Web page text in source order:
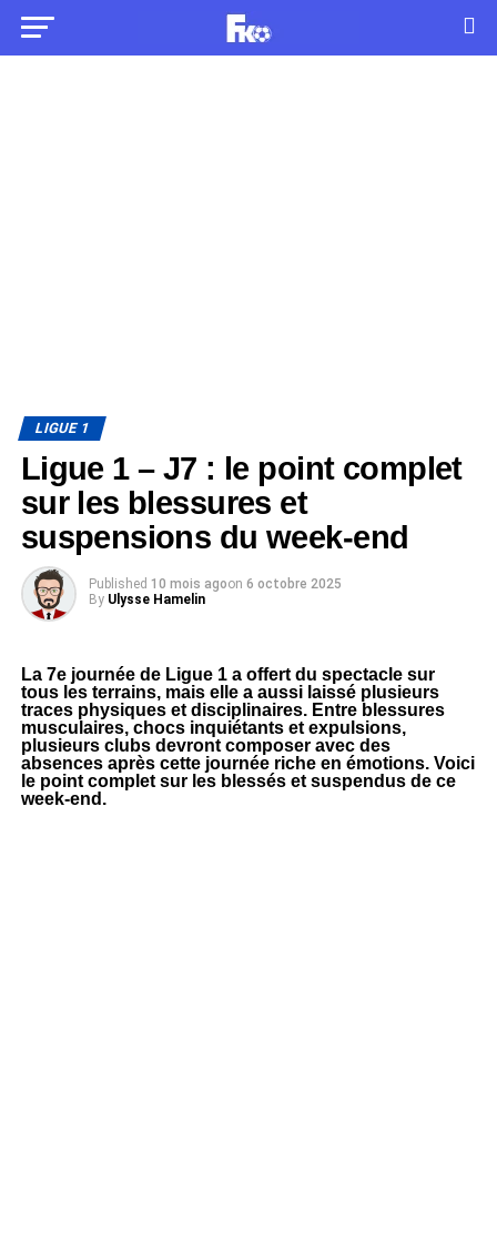
LIGUE 1
Ligue 1 – J7 : le point complet
sur les blessures et
suspensions du week-end
Published 10 mois agoon 6 octobre 2025
By Ulysse Hamelin
La 7e journée de Ligue 1 a offert du spectacle sur
tous les terrains, mais elle a aussi laissé plusieurs
traces physiques et disciplinaires. Entre blessures
musculaires, chocs inquiétants et expulsions,
plusieurs clubs devront composer avec des
absences après cette journée riche en émotions. Voici
le point complet sur les blessés et suspendus de ce
week-end.